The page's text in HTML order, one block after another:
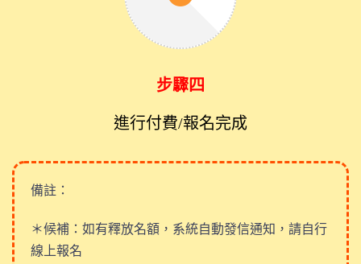
步驟四
進行付費/報名完成
備註：
＊候補：如有釋放名額，系統自動發信通知，請自行
線上報名